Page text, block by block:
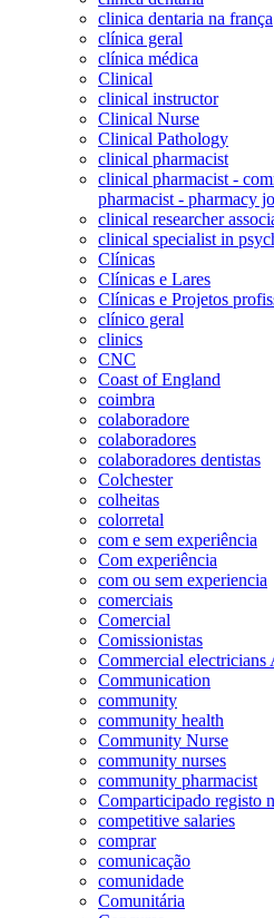
clinica dentaria na frança
clínica geral
clínica médica
Clinical
clinical instructor
Clinical Nurse
Clinical Pathology
clinical pharmacist
clinical pharmacist -
pharmacist - pharmacy
clinical researcher
clinical specialist in
Clínicas
Clínicas e Lares
Clínicas e Projetos
clínico geral
clinics
CNC
Coast of England
coimbra
colaboradore
colaboradores
colaboradores dentistas
Colchester
colheitas
colorretal
com e sem experiência
Com experiência
com ou sem experiencia
comerciais
Comercial
Comissionistas
Commercial electricians
Communication
community
community health
Community Nurse
community nurses
community pharmacist
Comparticipado registo
competitive salaries
comprar
comunicação
comunidade
Comunitária